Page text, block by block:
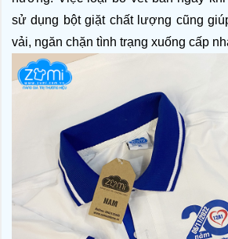
sử dụng bột giặt chất lượng cũng
vải, ngăn chặn tình trạng xuống cấp